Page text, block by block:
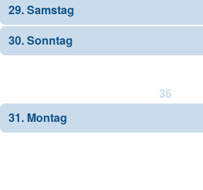
29. Samstag
30. Sonntag
36
31. Montag